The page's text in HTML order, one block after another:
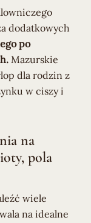
dodatkowych
po
Mazurskie
dla rodzin z
w ciszy i
na
pola
wiele
na idealne